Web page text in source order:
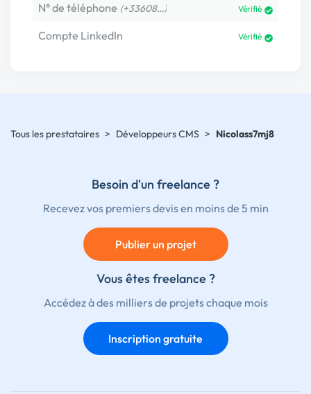
N° de téléphone (+33608…) Vérifié
Compte LinkedIn Vérifié
Tous les prestataires > Développeurs CMS > Nicolass7mj8
Besoin d'un freelance ?
Recevez vos premiers devis en moins de 5 min
Publier un projet
Vous êtes freelance ?
Accédez à des milliers de projets chaque mois
Inscription gratuite